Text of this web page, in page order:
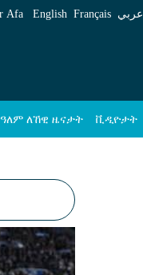
Afa English Français عربي
ዓለም ለኸዊ ዜናታት ቪዲዮታት